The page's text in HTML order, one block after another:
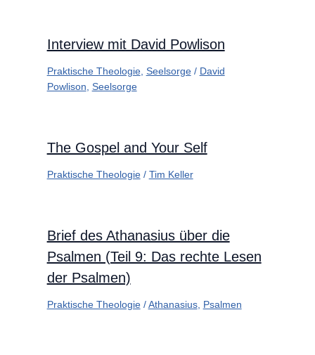
Interview mit David Powlison
Praktische Theologie, Seelsorge/ David
Powlison Seelsorge
The Gospel and Your Self
Praktische Theologie/ Tim Keller
Brief des Athanasius über die
Psalmen (Teil 9: Das rechte Lesen
der Psalmen)
Praktische Theologie/Athanasius, Psalmen